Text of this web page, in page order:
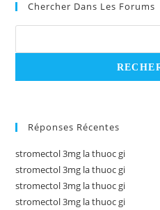
Chercher Dans Les Forums
Réponses Récentes
stromectol 3mg la thuoc gi
stromectol 3mg la thuoc gi
stromectol 3mg la thuoc gi
stromectol 3mg la thuoc gi